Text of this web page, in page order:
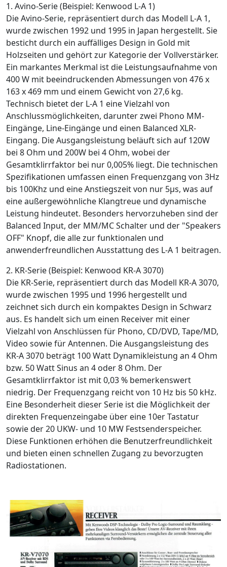
1. Avino-Serie (Beispiel: Kenwood L-A 1)
Die Avino-Serie, repräsentiert durch das Modell L-A 1,
wurde zwischen 1992 und 1995 in Japan hergestellt. Sie
besticht durch ein auffälliges Design in Gold mit
Holzseiten und gehört zur Kategorie der Vollverstärker.
Ein markantes Merkmal ist die Leistungsaufnahme von
400 W mit beeindruckenden Abmessungen von 476 x
163 x 469 mm und einem Gewicht von 27,6 kg.
Technisch bietet der L-A 1 eine Vielzahl von
Anschlussmöglichkeiten, darunter zwei Phono MM-
Eingänge, Line-Eingänge und einen Balanced XLR-
Eingang. Die Ausgangsleistung beläuft sich auf 120W
bei 8 Ohm und 200W bei 4 Ohm, wobei der
Gesamtklirrfaktor bei nur 0,005% liegt. Die technischen
Spezifikationen umfassen einen Frequenzgang von 3Hz
bis 100Khz und eine Anstiegszeit von nur 5µs, was auf
eine außergewöhnliche Klangtreue und dynamische
Leistung hindeutet. Besonders hervorzuheben sind der
Balanced Input, der MM/MC Schalter und der "Speakers
OFF" Knopf, die alle zur funktionalen und
anwenderfreundlichen Ausstattung des L-A 1 beitragen.
2. KR-Serie (Beispiel: Kenwood KR-A 3070)
Die KR-Serie, repräsentiert durch das Modell KR-A 3070,
wurde zwischen 1995 und 1996 hergestellt und
zeichnet sich durch ein kompaktes Design in Schwarz
aus. Es handelt sich um einen Receiver mit einer
Vielzahl von Anschlüssen für Phono, CD/DVD, Tape/MD,
Video sowie für Antennen. Die Ausgangsleistung des
KR-A 3070 beträgt 100 Watt Dynamikleistung an 4 Ohm
bzw. 50 Watt Sinus an 4 oder 8 Ohm. Der
Gesamtklirrfaktor ist mit 0,03 % bemerkenswert
niedrig. Der Frequenzgang reicht von 10 Hz bis 50 kHz.
Eine Besonderheit dieser Serie ist die Möglichkeit der
direkten Frequenzeingabe über eine 10er Tastatur
sowie der 20 UKW- und 10 MW Festsenderspeicher.
Diese Funktionen erhöhen die Benutzerfreundlichkeit
und bieten einen schnellen Zugang zu bevorzugten
Radiostationen.